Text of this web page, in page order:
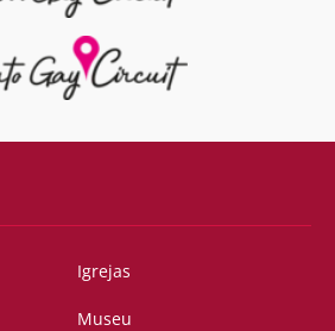
Igrejas
Museu